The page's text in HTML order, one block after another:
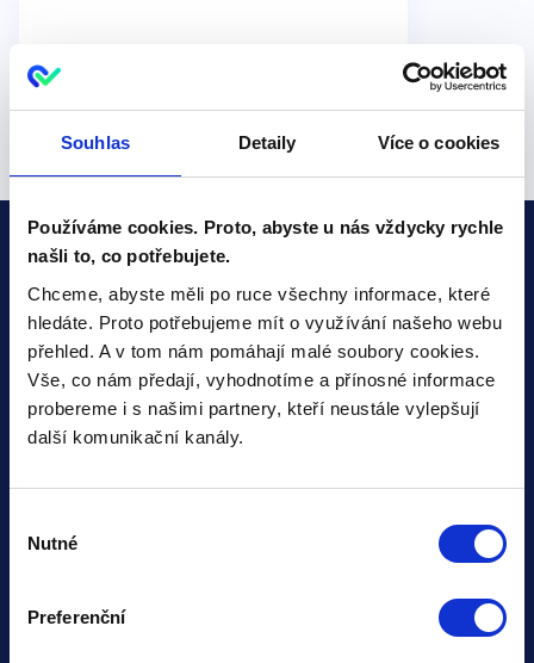
Souhlas Detaily Více o cookies
Používáme cookies. Proto, abyste u nás vždycky rychle
našli to, co potřebujete.
Chceme, abyste měli po ruce všechny informace, které
hledáte. Proto potřebujeme mít o využívání našeho webu
přehled. A v tom nám pomáhají malé soubory cookies.
Vše, co nám předají, vyhodnotíme a přínosné informace
probereme i s našimi partnery, kteří neustále vylepšují
další komunikační kanály.
souhlasu
Nutné
Preferenční
Funkce
Prověřování firem
Automatický monitoring
Semafor v ERP nebo CRM
Zahraniční check
Creditcheck Slovensko
O nás